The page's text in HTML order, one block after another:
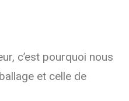
c’est pourquoi nous
et celle de